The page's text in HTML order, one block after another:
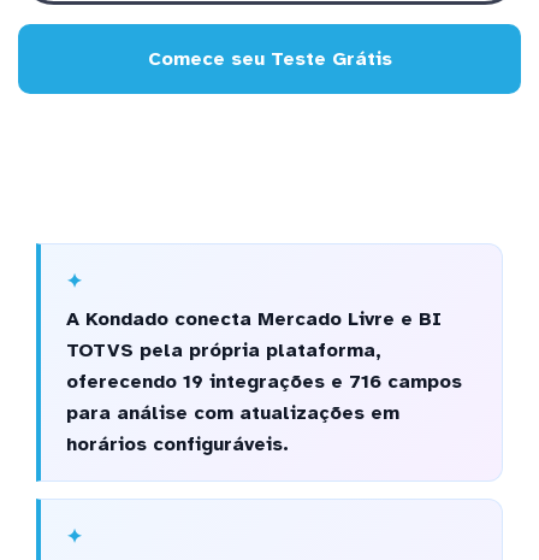
Comece seu Teste Grátis
A Kondado conecta Mercado Livre e BI
TOTVS pela própria plataforma,
oferecendo 19 integrações e 716 campos
para análise com atualizações em
horários configuráveis.